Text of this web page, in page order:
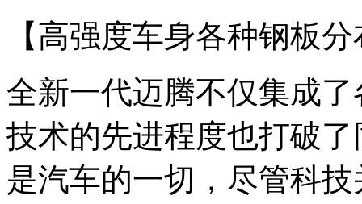
【高强度车身各种钢板
全新一代迈腾不仅集成
技术的先进程度也打破
是汽车的一切，尽管科